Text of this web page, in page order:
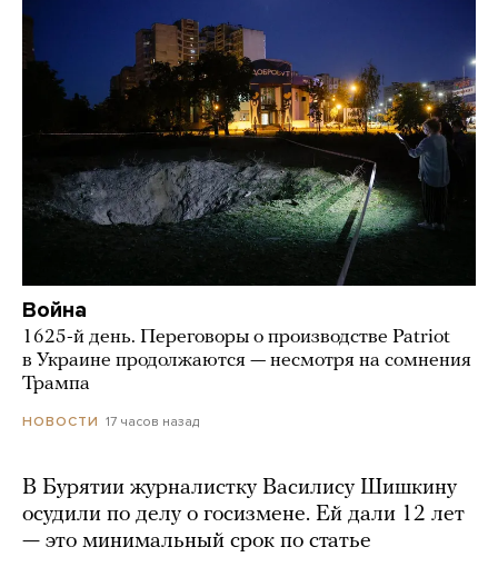
Война
1625-й день. Переговоры о производстве Patriot
в Украине продолжаются — несмотря на сомнения
Трампа
НОВОСТИ 17 часов назад
В Бурятии журналистку Василису Шишкину
осудили по делу о госизмене. Ей дали 12 лет
— это минимальный срок по статье